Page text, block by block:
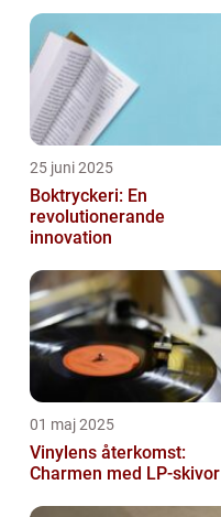
25 juni 2025
Boktryckeri: En
revolutionerande
innovation
01 maj 2025
Vinylens återkomst:
Charmen med LP-skivor